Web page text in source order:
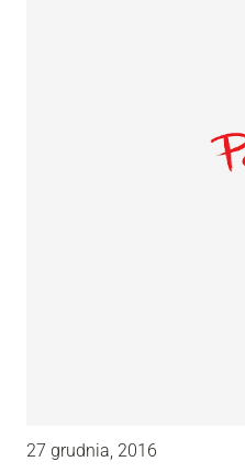
27 grudnia, 2016